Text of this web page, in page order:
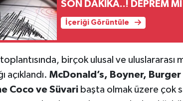
SON DAKİKA..! DEPREM
İçeriği Görüntüle
toplantısında, birçok ulusal ve
açıklandı. McDonald’s, Boyner,
Coco ve Süvaribaşta olmak üzere çok